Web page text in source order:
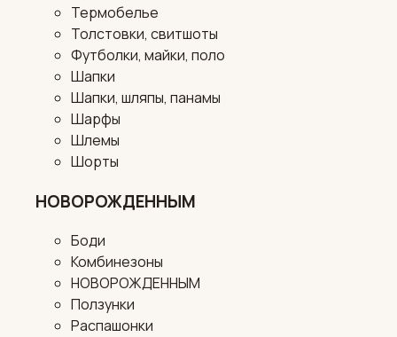
Термобелье
Толстовки, свитшоты
Футболки, майки, поло
Шапки
Шапки, шляпы, панамы
Шарфы
Шлемы
Шорты
НОВОРОЖДЕННЫМ
Боди
Комбинезоны
НОВОРОЖДЕННЫМ
Ползунки
Распашонки